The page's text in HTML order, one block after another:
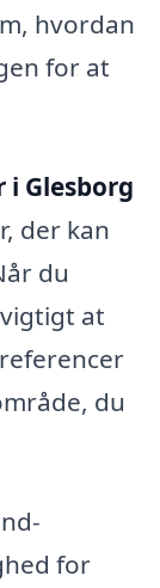
hvordan
for at
Glesborg
der kan
du
at
du
for